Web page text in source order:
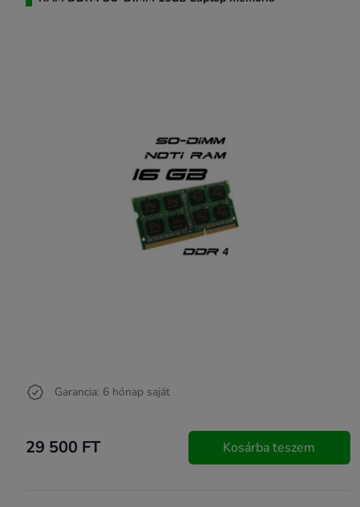
Garancia: 6 hónap saját
29 500 FT Kosárba teszem